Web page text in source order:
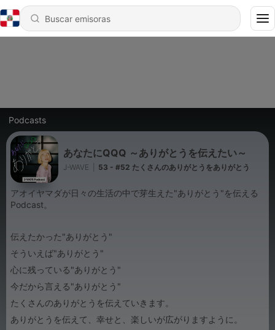
Podcasts
あなたにQQQ ～ありがとうを伝えたい～
J-WAVE 53 - #52 たくさんのありがとうをありがとう
アオイヤマダが日々の生活の中で芽生えた"ありがとう"を伝える
Podcast。
伝えたかった"ありがとう"
そういえば"ありがとう"
心に残っている"ありがとう"
今だから言える"ありがとう"
たくさんのありがとうを伝えていきます。
ありがとうを伝えて、幸せと、楽しいが広がりますように。